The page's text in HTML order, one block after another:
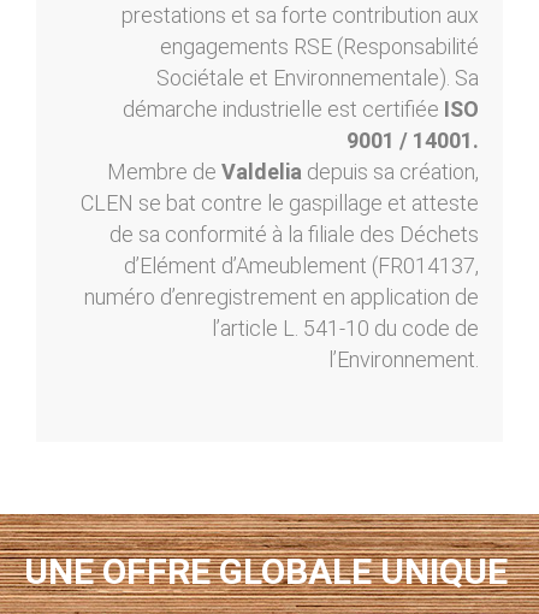
prestations et sa forte contribution aux
engagements RSE (Responsabilité
Sociétale et Environnementale). Sa
démarche industrielle est certifiée ISO
9001 / 14001.
Membre de Valdelia depuis sa création,
CLEN se bat contre le gaspillage et atteste
de sa conformité à la filiale des Déchets
d’Elément d’Ameublement (FR014137,
numéro d’enregistrement en application de
l’article L. 541-10 du code de
l’Environnement.
UNE OFFRE GLOBALE UNIQUE